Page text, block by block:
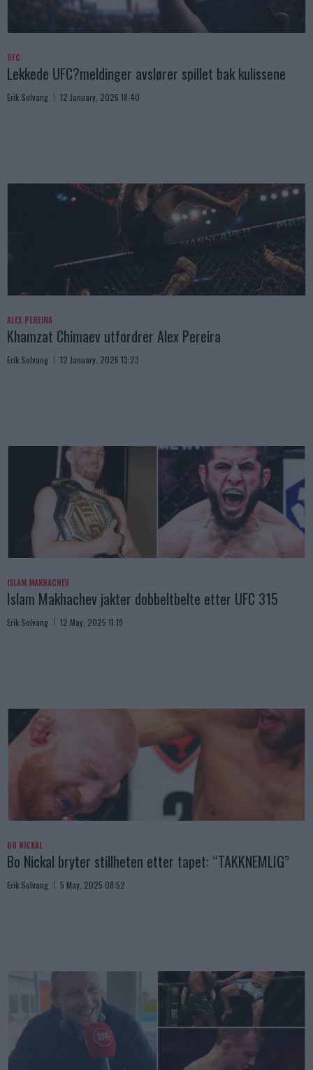
UFC
Lekkede UFC?meldinger avslører spillet bak kulissene
Erik Solvang 12 January, 2026 18:40
ALEX PEREIRA
Khamzat Chimaev utfordrer Alex Pereira
Erik Solvang 12 January, 2026 13:23
ISLAM MAKHACHEV
Islam Makhachev jakter dobbeltbelte etter UFC 315
Erik Solvang 12 May, 2025 11:19
BO NICKAL
Bo Nickal bryter stillheten etter tapet: “TAKKNEMLIG”
Erik Solvang 5 May, 2025 08:52